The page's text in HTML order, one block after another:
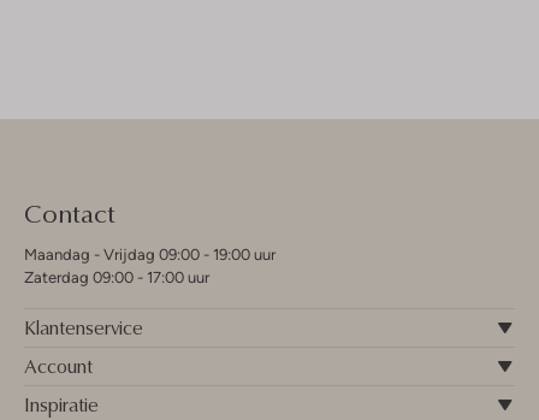
Contact
Maandag - Vrijdag 09:00 - 19:00 uur
Zaterdag 09:00 - 17:00 uur
Klantenservice
Account
Inspiratie